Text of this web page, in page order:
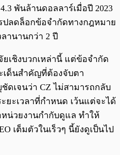
พันล้านดอลลาร์เมื่อปี 2023
ปลดล็อกข้อจำกัดทางกฎหมาย
านานกว่า 2 ปี
เชิงบวกเหล่านี้ แต่ข้อจำกัด
เด็นสำคัญที่ต้องจับตา
ดเจนว่า CZ ไม่สามารถกลับ
ยะเวลาที่กำหนด เว้นแต่จะได้
น่วยงานกำกับดูแล ทำให้
เต็มตัวในเร็วๆ นี้ยังดูเป็นไป